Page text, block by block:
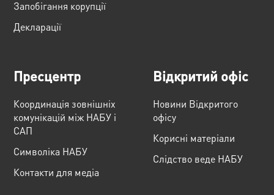
Запобігання корупції
Декларації
Пресцентр
Координація зовнішніх
комунікацій між НАБУ і
САП
Cимволіка НАБУ
Контакти для медіа
Відкритий офіс
Новини Відкритого
офісу
Корисні матеріали
Слідство веде НАБУ